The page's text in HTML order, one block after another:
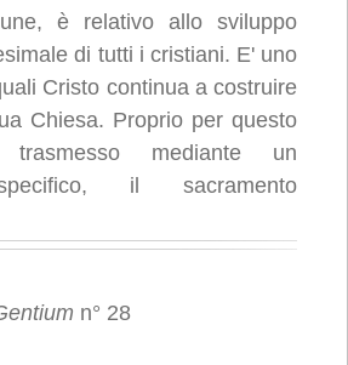
è relativo allo sviluppo
di tutti i cristiani. E' uno
Cristo continua a costruire
Chiesa. Proprio per questo
mediante un
il sacramento
n° 28